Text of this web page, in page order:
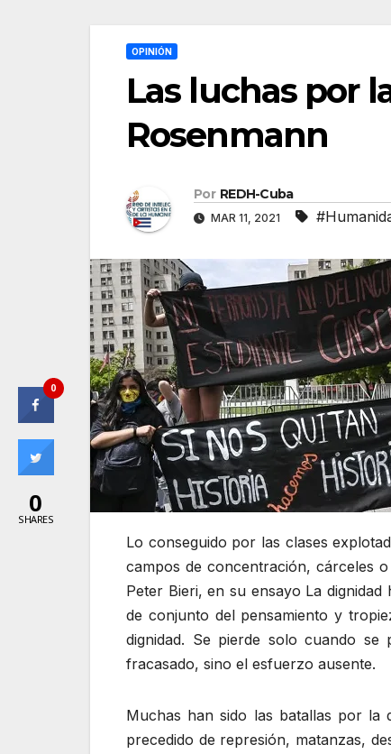
OPINIÓN
Las luchas por
Rosenmann
Por REDH-Cuba
MAR 11, 2021
Lo conseguido por las clases
campos de concentración, cárceles
Peter Bieri, en su ensayo La
de conjunto del pensamiento y
dignidad. Se pierde solo cuando
fracasado, sino el esfuerzo ausente.
Muchas han sido las batallas por la
precedido de represión, matanzas,
0
0
SHARES